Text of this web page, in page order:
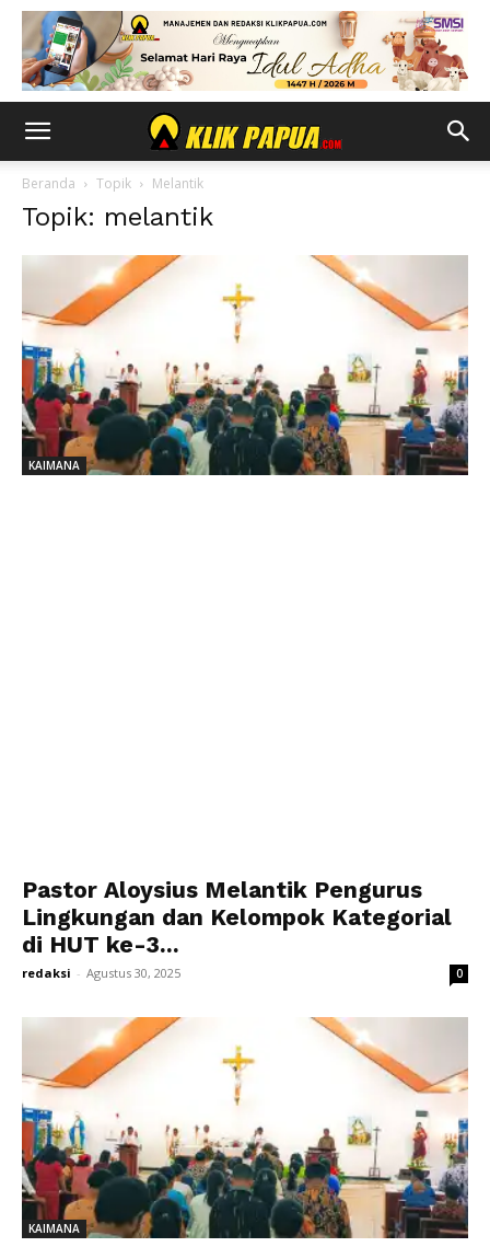
Beranda Topik Melantik
Topik: melantik
KAIMANA
Pastor Aloysius Melantik Pengurus
Lingkungan dan Kelompok Kategorial
di HUT ke-3...
redaksi - Agustus 30, 2025 0
KAIMANA